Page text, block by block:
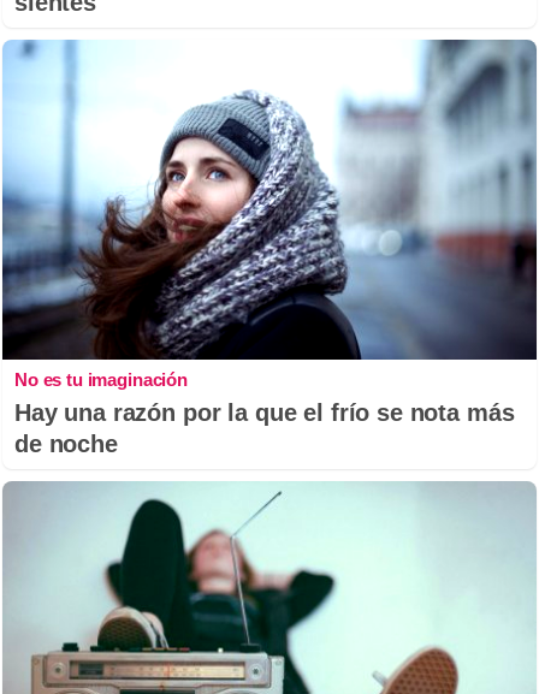
No es tu imaginación
Hay una razón por la que el frío se nota más
de noche